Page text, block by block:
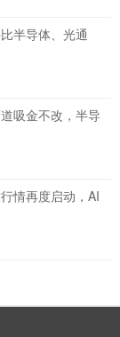
半导体、光通
吸金不改，半导
情再度启动，AI